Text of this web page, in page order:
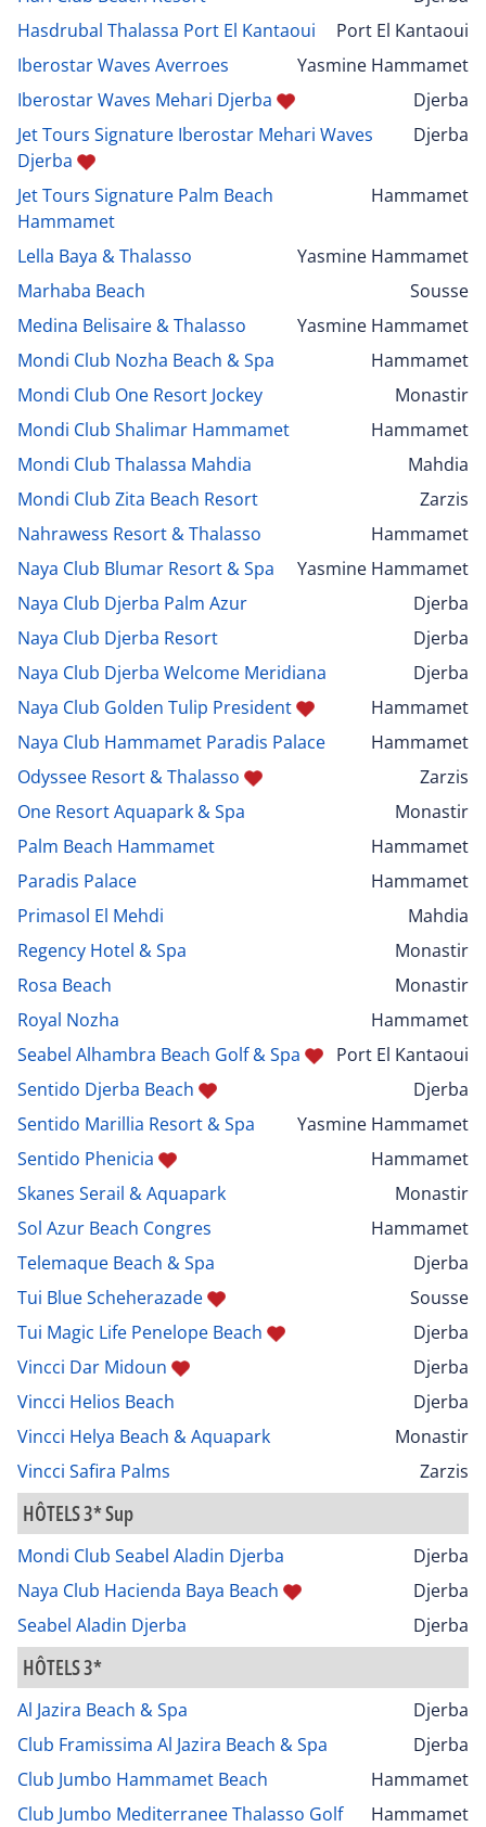
Hasdrubal Thalassa Port El Kantaoui
Port El Kantaoui
Iberostar Waves Averroes
Yasmine Hammamet
Iberostar Waves Mehari Djerba
Djerba
Jet Tours Signature Iberostar Mehari Waves
Djerba
Djerba
Jet Tours Signature Palm Beach
Hammamet
Hammamet
Lella Baya & Thalasso
Yasmine Hammamet
Marhaba Beach
Sousse
Medina Belisaire & Thalasso
Yasmine Hammamet
Mondi Club Nozha Beach & Spa
Hammamet
Mondi Club One Resort Jockey
Monastir
Mondi Club Shalimar Hammamet
Hammamet
Mondi Club Thalassa Mahdia
Mahdia
Mondi Club Zita Beach Resort
Zarzis
Nahrawess Resort & Thalasso
Hammamet
Naya Club Blumar Resort & Spa
Yasmine Hammamet
Naya Club Djerba Palm Azur
Djerba
Naya Club Djerba Resort
Djerba
Naya Club Djerba Welcome Meridiana
Djerba
Naya Club Golden Tulip President
Hammamet
Naya Club Hammamet Paradis Palace
Hammamet
Odyssee Resort & Thalasso
Zarzis
One Resort Aquapark & Spa
Monastir
Palm Beach Hammamet
Hammamet
Paradis Palace
Hammamet
Primasol El Mehdi
Mahdia
Regency Hotel & Spa
Monastir
Rosa Beach
Monastir
Royal Nozha
Hammamet
Seabel Alhambra Beach Golf & Spa
Port El Kantaoui
Sentido Djerba Beach
Djerba
Sentido Marillia Resort & Spa
Yasmine Hammamet
Sentido Phenicia
Hammamet
Skanes Serail & Aquapark
Monastir
Sol Azur Beach Congres
Hammamet
Telemaque Beach & Spa
Djerba
Tui Blue Scheherazade
Sousse
Tui Magic Life Penelope Beach
Djerba
Vincci Dar Midoun
Djerba
Vincci Helios Beach
Djerba
Vincci Helya Beach & Aquapark
Monastir
Vincci Safira Palms
Zarzis
HÔTELS 3* Sup
Mondi Club Seabel Aladin Djerba
Djerba
Naya Club Hacienda Baya Beach
Djerba
Seabel Aladin Djerba
Djerba
HÔTELS 3*
Al Jazira Beach & Spa
Djerba
Club Framissima Al Jazira Beach & Spa
Djerba
Club Jumbo Hammamet Beach
Hammamet
Club Jumbo Mediterranee Thalasso Golf
Hammamet